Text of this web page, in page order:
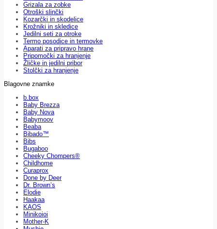
Grizala za zobke
Otroški slinčki
Kozarčki in skodelice
Krožniki in skledice
Jedilni seti za otroke
Termo posodice in termovke
Aparati za pripravo hrane
Pripomočki za hranjenje
Žličke in jedilni pribor
Stolčki za hranjenje
Blagovne znamke
b.box
Baby Brezza
Baby Nova
Babymoov
Beaba
Bibado™
Bibs
Bugaboo
Cheeky Chompers®
Childhome
Curaprox
Done by Deer
Dr. Brown’s
Elodie
Haakaa
KAOS
Minikoioi
Mother-K